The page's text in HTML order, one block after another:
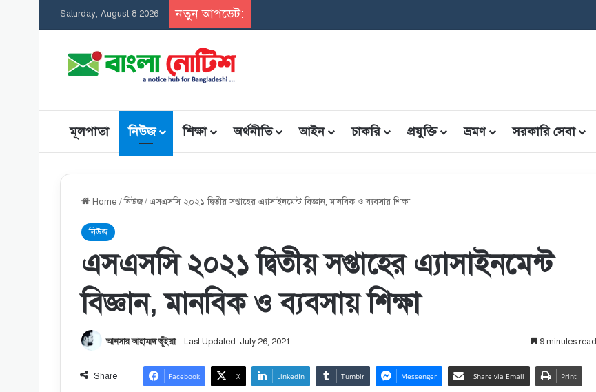
Saturday, August 8 2026 নতুন আপডেট:
মূলপাতা নিউজ শিক্ষা অর্থনীতি আইন চাকরি প্রযুক্তি ভ্রমণ সরকারি সেবা
Home /নিউজ/এসএসসি ২০২১ দ্বিতীয় সপ্তাহের এ্যাসাইনমেন্ট বিজ্ঞান, মানবিক ও ব্যবসায় শিক্ষা
নিউজ
এসএসসি ২০২১ দ্বিতীয় সপ্তাহের এ্যাসাইনমেন্ট
বিজ্ঞান, মানবিক ও ব্যবসায় শিক্ষা
আনসার আহাম্মদ ভূঁইয়া Last Updated: July 26, 2021 9 minutes read
Share Facebook X LinkedIn Tumblr Messenger Share via Email Print